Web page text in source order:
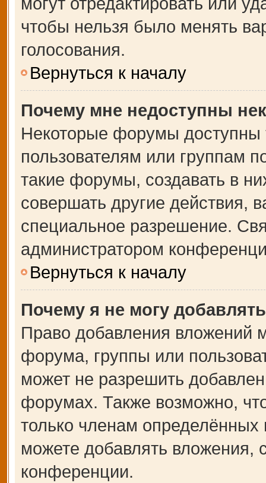
чтобы нельзя было менять
голосования.
Вернуться к началу
Почему мне недоступны
Некоторые форумы доступны
пользователям или группам
такие форумы, создавать в
совершать другие действия,
специальное разрешение.
администратором
Вернуться к началу
Почему я не могу
Право добавления вложений
форума, группы или
может не разрешить
форумах. Также возможно,
только членам
можете добавлять вложения,
конференции.